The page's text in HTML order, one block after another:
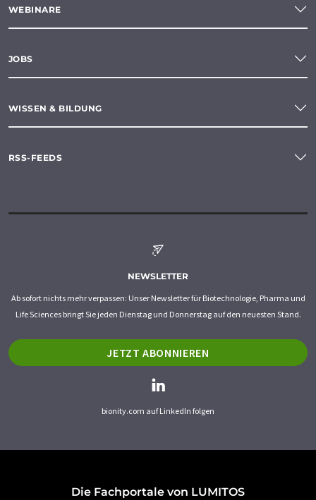
WEBINARE
JOBS
WISSEN & BILDUNG
RSS-FEEDS
NEWSLETTER
Ab sofort nichts mehr verpassen: Unser Newsletter für Biotechnologie, Pharma und
Life Sciences bringt Sie jeden Dienstag und Donnerstag auf den neuesten Stand.
JETZT ABONNIEREN
bionity.com auf LinkedIn folgen
Die Fachportale von LUMITOS